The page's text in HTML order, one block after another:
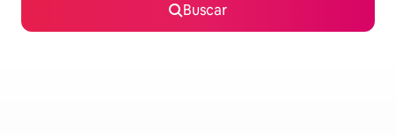
Buscar